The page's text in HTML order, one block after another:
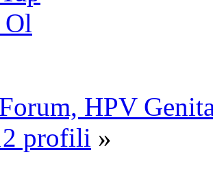
Ol
HPV
profili »